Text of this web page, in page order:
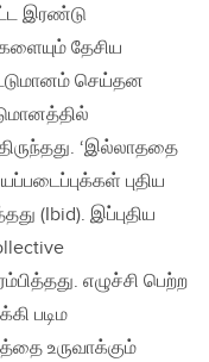
இரண்டு
தேசிய
செய்தன
‘இல்லாததை
புதிய
(Ibid). இப்புதிய
எழுச்சி பெற்ற
படிம
உருவாக்கும்